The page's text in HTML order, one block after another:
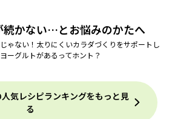
続かない…とお悩みのかたへ
ゃない！太りにくいカラダづくりをサポートし
ーグルトがあるってホント？
気レシピランキングをもっと見
る